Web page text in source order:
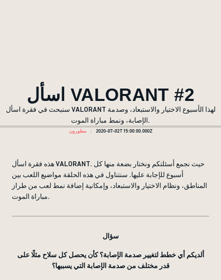
اسأل VALORANT #2
سنبحث في فقرة اسأل VALORANT لهذا الأسبوع الاختيار والاستبعاد، وصدمة
الإصابة، ونمط مباراة الموت.
مطورون 2020-07-02T15:00:00.000Z
هذه فقرة اسأل VALORANT. حيث نجمع أسئلتكم ونختار بضعة منها كل
أسبوع للإجابة عليها. سنتناول في هذه الحلقة مواضيع اللعب بين
المناطق، ونظام الاختيار والاستبعاد، وإمكانية إضافة نمط لعب من طراز
مباراة الموت.
سؤال
ألديكم أي خطط لتغيير صدمة الإصابة؟ كأن يحصل كل سلاح مثلًا على
قدر مختلف من صدمة الإصابة التي يسببها؟